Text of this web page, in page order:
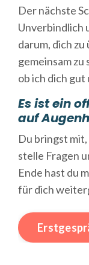
Der nächste
Unverbindlich
darum, dich
gemeinsam zu
ob ich dich
Es ist ein
auf
Du bringst
stelle Fragen
Ende hast du
für dich